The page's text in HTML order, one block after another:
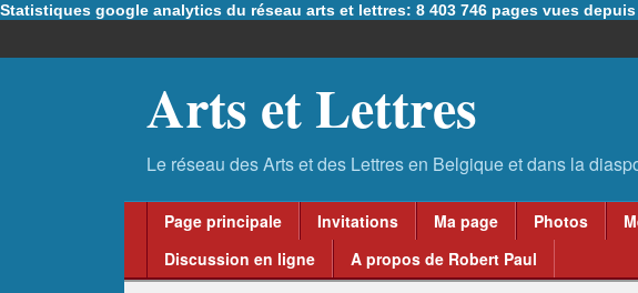
Statistiques google analytics du réseau arts et lettres: 8 403 746 pages vues
Arts et Lettres
Page principale Invitations Ma page Photos
Discussion en ligne
A propos de Robert Paul